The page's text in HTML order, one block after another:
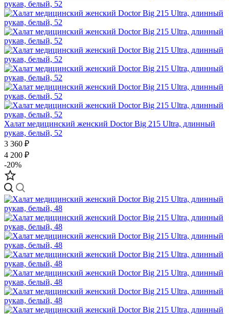
Халат медицинский женский Doctor Big 215 Ultra, длинный
рукав, белый, 52
3 360 ₽
4 200 ₽
-20%